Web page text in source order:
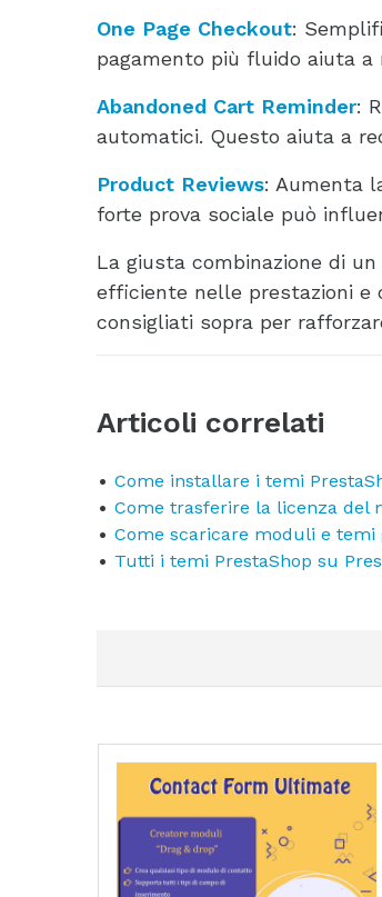
One Page Checkout:
pagamento più fluido aiuta a
Abandoned Cart Reminder:
automatici. Questo aiuta a
Product Reviews: Aumenta
forte prova sociale può
La giusta combinazione di
efficiente nelle prestazioni e
consigliati sopra per
Articoli correlati
Come installare i temi
Come trasferire la licenza del
Come scaricare moduli e
Tutti i temi PrestaShop su